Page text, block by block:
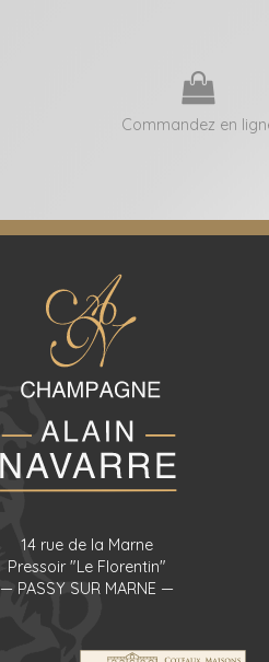
Commandez en
14 rue de la Marne
Pressoir "Le Florentin"
— PASSY SUR MARNE —